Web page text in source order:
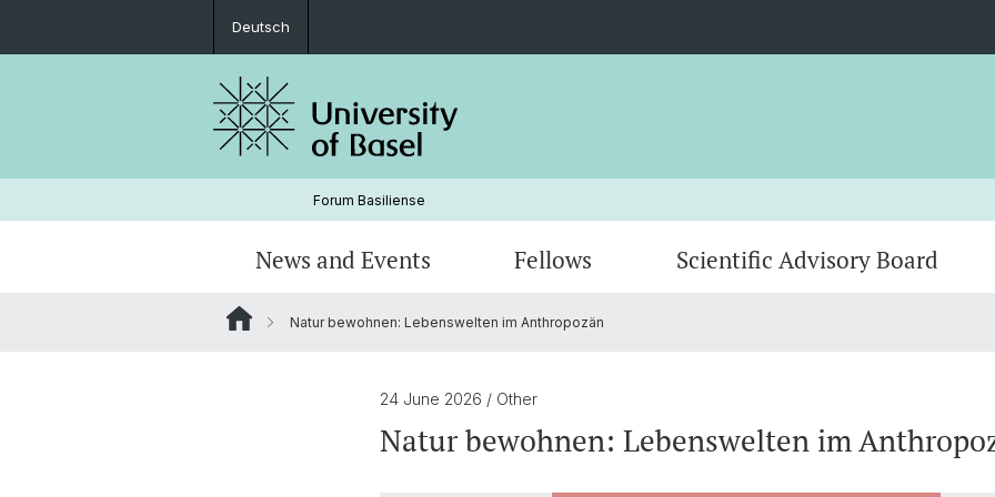
Deutsch
Forum Basiliense
News and Events Fellows Scientific Advisory Board
Natur bewohnen: Lebenswelten im Anthropozän
24 June 2026 / Other
Natur bewohnen: Lebenswelten im